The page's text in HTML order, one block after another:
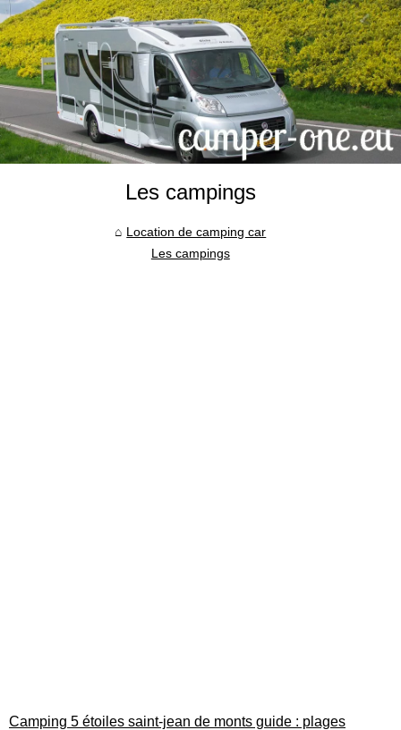
Les campings
Location de camping car
Les campings
Camping 5 étoiles saint-jean de monts guide : plages